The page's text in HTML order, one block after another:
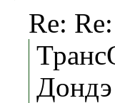
Re: